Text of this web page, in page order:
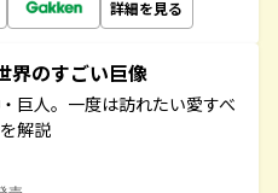
詳細を見る
のすごい巨像
巨人。一度は訪れたい愛すべ
解説